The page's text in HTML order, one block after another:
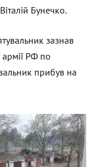
Бунечко.
зазнав
РФ по
прибув на